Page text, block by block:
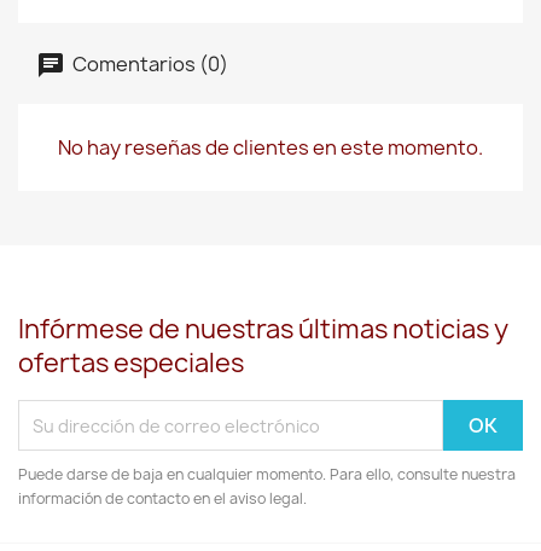
Comentarios (0)
No hay reseñas de clientes en este momento.
Infórmese de nuestras últimas noticias y
ofertas especiales
Puede darse de baja en cualquier momento. Para ello, consulte nuestra
información de contacto en el aviso legal.